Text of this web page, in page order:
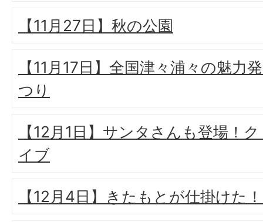
【11月27日】秋の公園
【11月17日】全国津々浦々の魅力
つり
【12月1日】サンタさんも登場！
イブ
【12月4日】きたもとが仕掛けた